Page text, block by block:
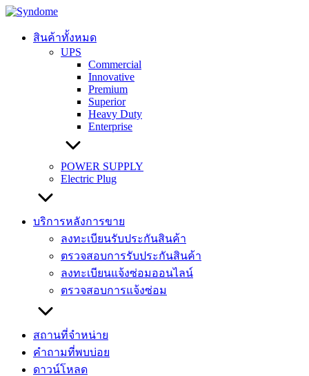
Skip
contentสินค้าทั้งหมด
UPS
Commercial
Innovative
Premium
Superior
Heavy Duty
Enterprise
POWER SUPPLY
Electric Plug
บริการหลังการขาย
ลงทะเบียนรับประกันสินค้า
ตรวจสอบการรับประกันสินค้า
ลงทะเบียนแจ้งซ่อมออนไลน์
ตรวจสอบการแจ้งซ่อม
สถานที่จำหน่าย
คำถามที่พบบ่อย
ดาวน์โหลด